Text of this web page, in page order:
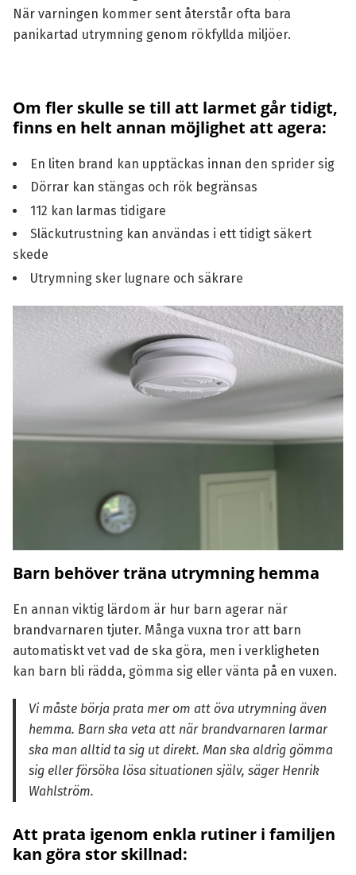
När varningen kommer sent återstår ofta bara
panikartad utrymning genom rökfyllda miljöer.
Om fler skulle se till att larmet går tidigt,
finns en helt annan möjlighet att agera:
En liten brand kan upptäckas innan den sprider sig
Dörrar kan stängas och rök begränsas
112 kan larmas tidigare
Släckutrustning kan användas i ett tidigt säkert
skede
Utrymning sker lugnare och säkrare
Barn behöver träna utrymning hemma
En annan viktig lärdom är hur barn agerar när
brandvarnaren tjuter. Många vuxna tror att barn
automatiskt vet vad de ska göra, men i verkligheten
kan barn bli rädda, gömma sig eller vänta på en vuxen.
Vi måste börja prata mer om att öva utrymning även
hemma. Barn ska veta att när brandvarnaren larmar
ska man alltid ta sig ut direkt. Man ska aldrig gömma
sig eller försöka lösa situationen själv, säger Henrik
Wahlström.
Att prata igenom enkla rutiner i familjen
kan göra stor skillnad: